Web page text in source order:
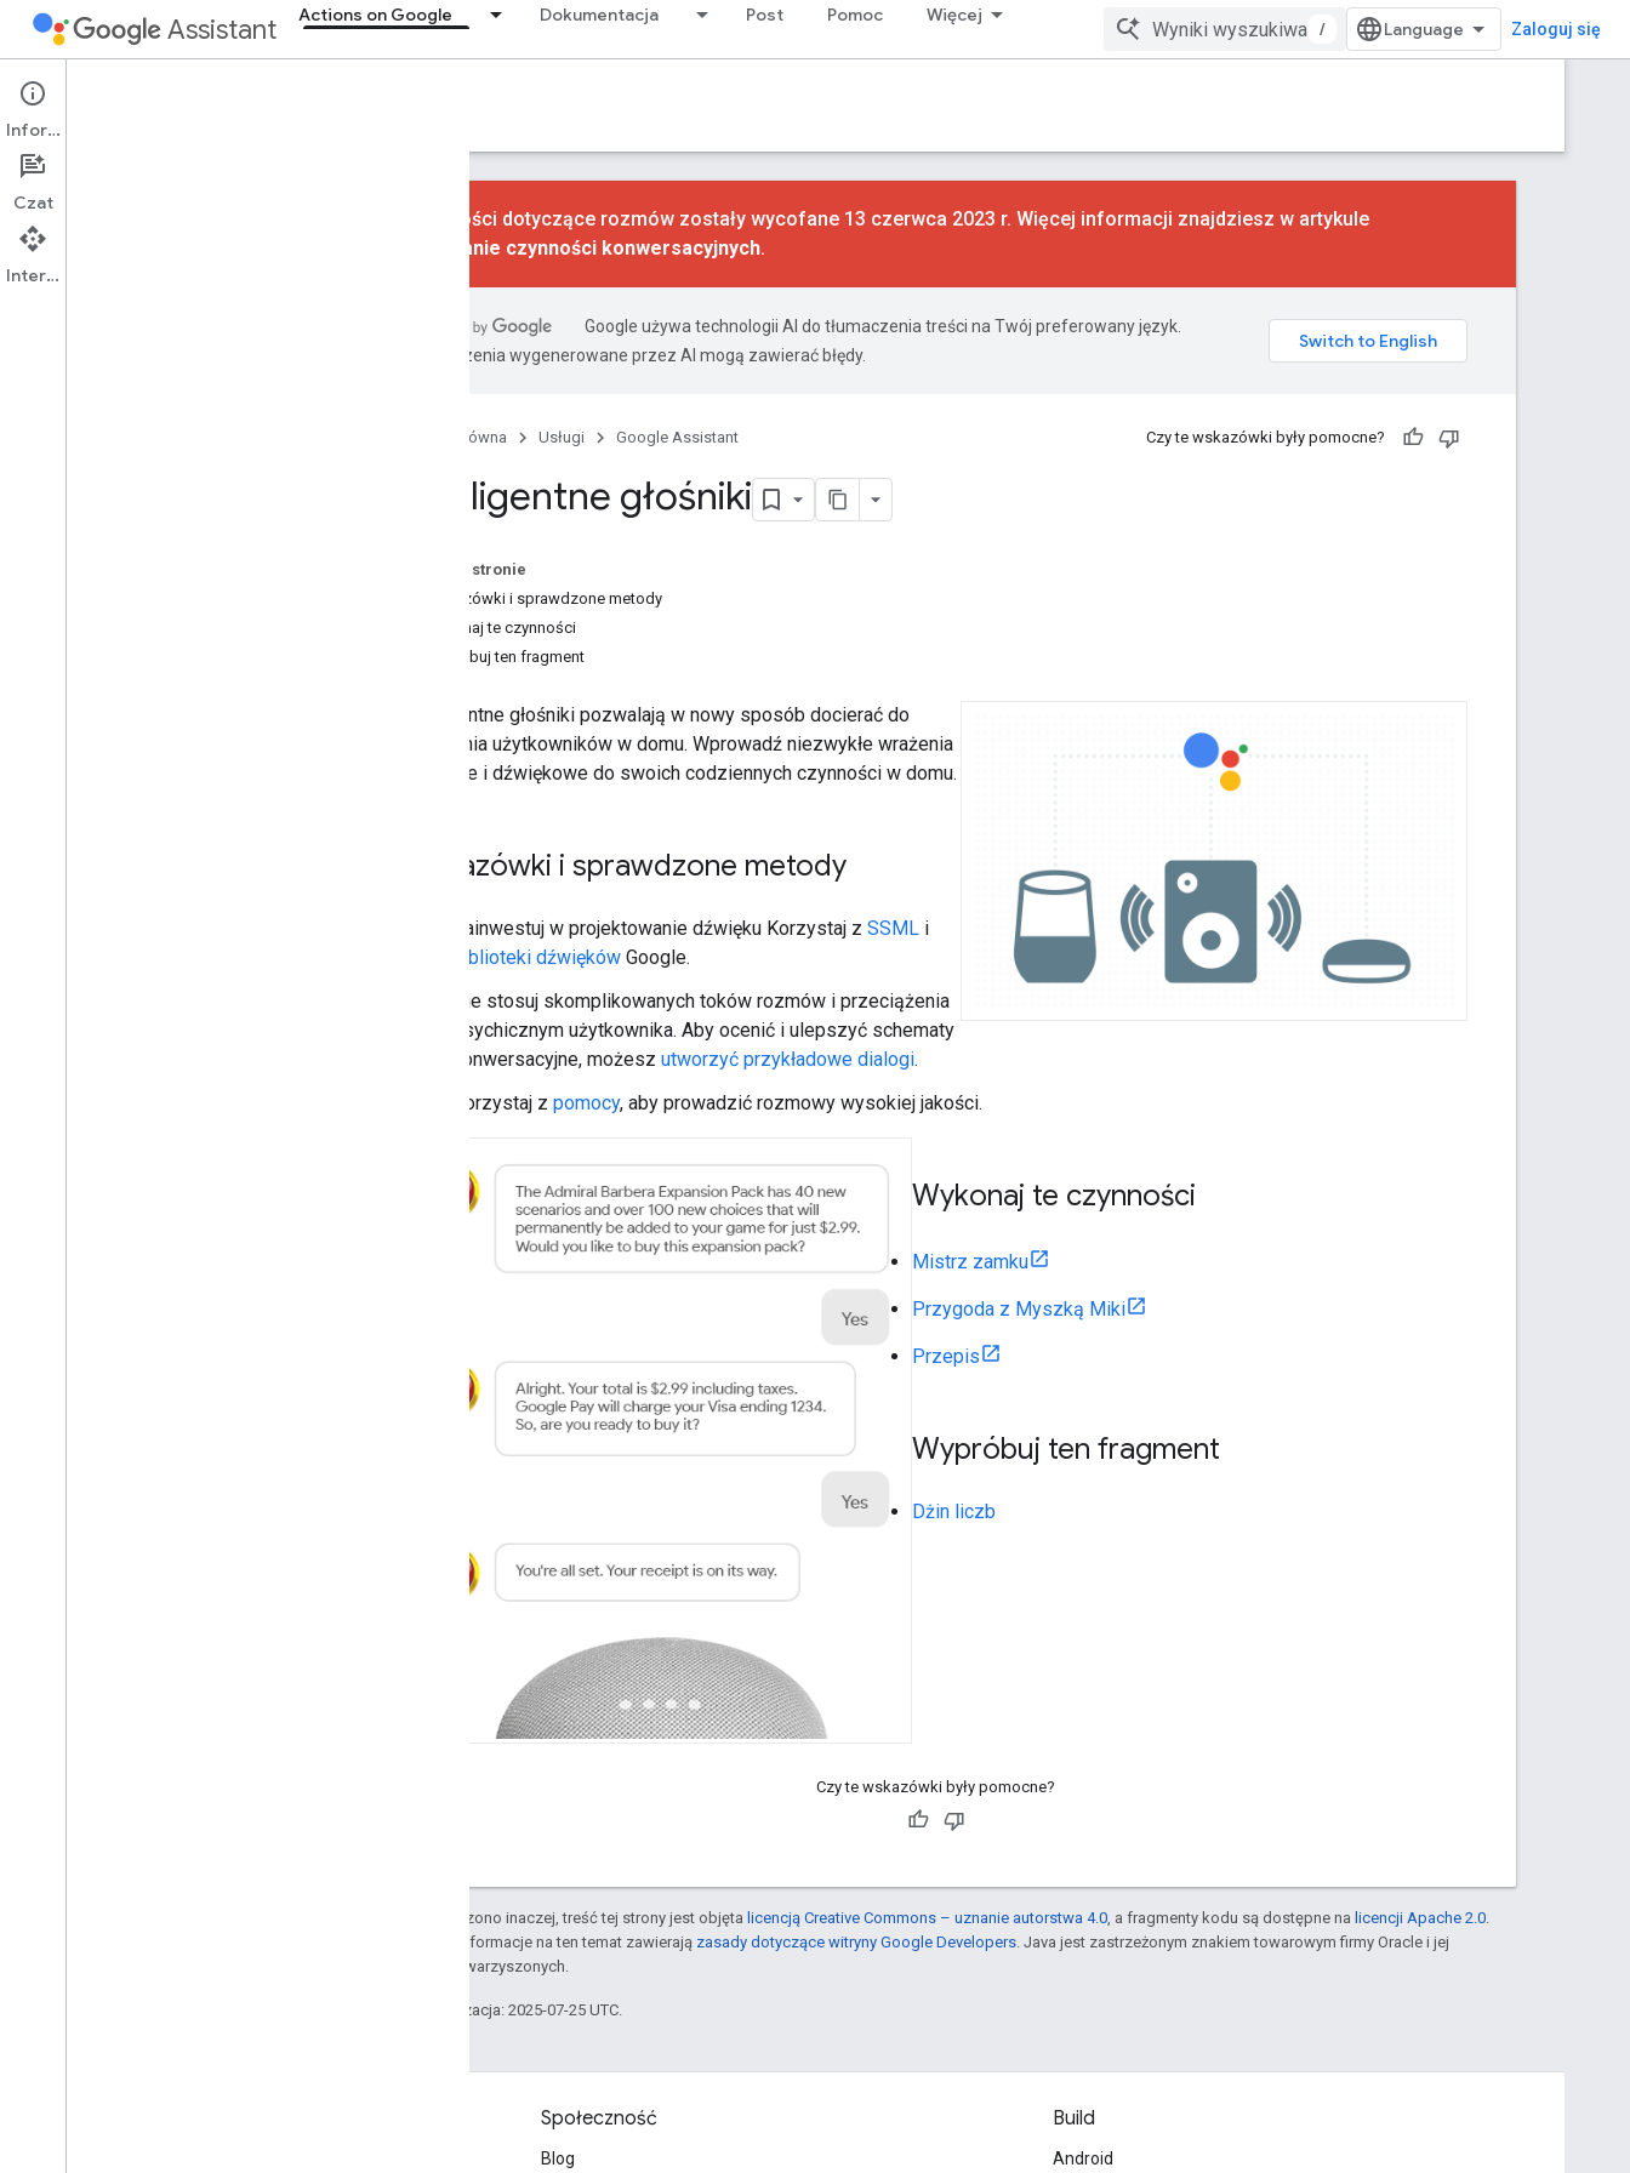
Assistant Actions on Google Dokumentacja Post Pomoc Więcej
/ Zaloguj się
Actions on Google
Sposoby tworzenia
Czynności dotyczące rozmów zostały wycofane 13 czerwca 2023 r. Więcej informacji znajdziesz w artykule
Wycofanie czynności konwersacyjnych.
Google używa technologii AI do tłumaczenia treści na Twój preferowany język.
Tłumaczenia wygenerowane przez AI mogą zawierać błędy.
Strona główna Usługi Google Assistant Czy te wskazówki były pomocne?
Inteligentne głośniki
Na tej stronie
Wskazówki i sprawdzone metody
Wykonaj te czynności
Wypróbuj ten fragment
Inteligentne głośniki pozwalają w nowy sposób docierać do
otoczenia użytkowników w domu. Wprowadź niezwykłe wrażenia
głosowe i dźwiękowe do swoich codziennych czynności w domu.
Wskazówki i sprawdzone metody
Zainwestuj w projektowanie dźwięku Korzystaj z SSML i
biblioteki dźwięków Google.
Nie stosuj skomplikowanych toków rozmów i przeciążenia
psychicznym użytkownika. Aby ocenić i ulepszyć schematy
konwersacyjne, możesz utworzyć przykładowe dialogi.
Korzystaj z pomocy, aby prowadzić rozmowy wysokiej jakości.
Wykonaj te czynności
Mistrz zamku
Przygoda z Myszką Miki
Przepis
Wypróbuj ten fragment
Dżin liczb
Czy te wskazówki były pomocne?
O ile nie stwierdzono inaczej, treść tej strony jest objęta licencją Creative Commons – uznanie autorstwa 4.0, a fragmenty kodu są dostępne na licencji Apache 2.0.
Szczegółowe informacje na ten temat zawierają zasady dotyczące witryny Google Developers. Java jest zastrzeżonym znakiem towarowym firmy Oracle i jej
podmiotów stowarzyszonych.
Ostatnia aktualizacja: 2025-07-25 UTC.
Społeczność
Blog
Build
Android
Informacje
Czat
Interfejs API